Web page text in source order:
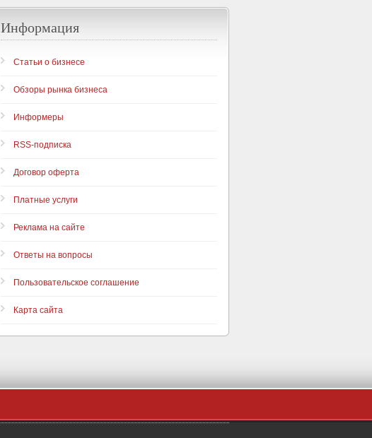
Информация
Статьи о бизнесе
Обзоры рынка бизнеса
Информеры
RSS-подписка
Договор оферта
Платные услуги
Реклама на сайте
Ответы на вопросы
Пользовательское соглашение
Карта сайта